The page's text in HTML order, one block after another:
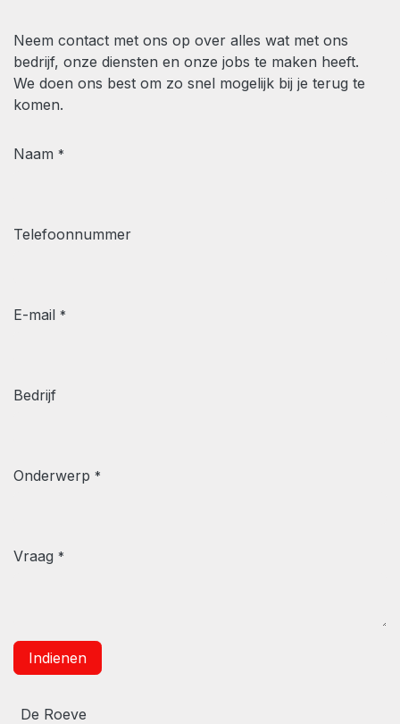
Neem contact met ons op over alles wat met ons
bedrijf, onze diensten en onze jobs te maken heeft.
We doen ons best om zo snel mogelijk bij je terug te
komen.
Naam *
Telefoonnummer
E-mail *
Bedrijf
Onderwerp *
Vraag *
Indienen
De Roeve